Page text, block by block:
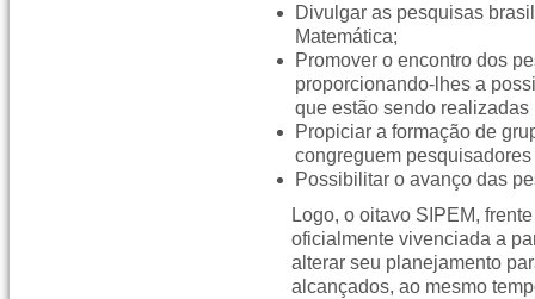
Divulgar as pesquisas
Matemática;
Promover o encontro dos
proporcionando-lhes a
que estão sendo
Propiciar a formação de
congreguem
Possibilitar o avanço das
Logo, o oitavo SIPEM,
oficialmente vivenciada a
alterar seu planejamento
alcançados, ao mesmo